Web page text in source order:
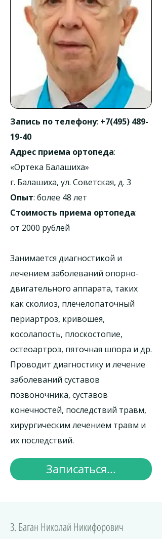
Запись по телефону: +7(495) 489-
19-40
Адрес приема ортопеда:
«Ортека Балашиха»
г. Балашиха, ул. Советская, д. 3
Опыт: более 48 лет
Стоимость приема ортопеда:
от 2000 рублей
Занимается диагностикой и
лечением заболеваний опорно-
двигательного аппарата, таких
как сколиоз, плечелопаточный
периартроз, кривошея,
косолапость, плоскостопие,
остеоартроз, пяточная шпора и др.
Проводит диагностику и лечение
заболеваний суставов
позвоночника, суставов
конечностей, последствий травм,
хирургическим лечением травм и
их последствий.
Записаться...
3. Баган Николай Никифорович